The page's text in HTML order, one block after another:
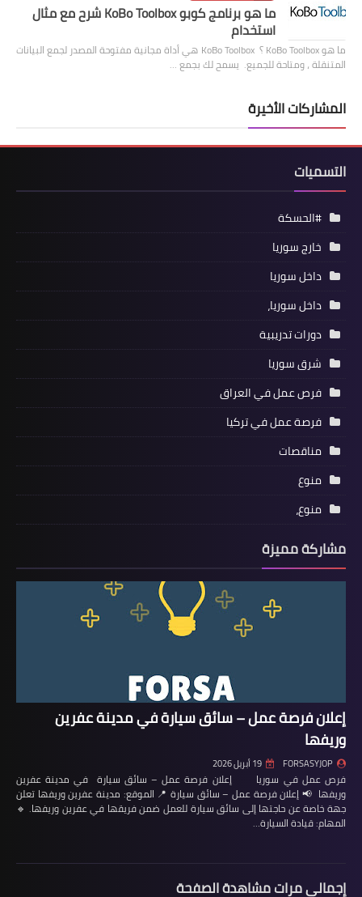
ما هو برنامج كوبو KoBo Toolbox شرح مع مثال
استخدام
ما هو KoBo Toolbox ؟ KoBo Toolbox هي أداة مجانية مفتوحة المصدر لجمع البيانات
المتنقلة ، ومتاحة للجميع. يسمح لك بجمع …
المشاركات الأخيرة
التسميات
#الحسكة
خارج سوريا
داخل سوريا
داخل سوريا،
دورات تدريبية
شرق سوريا
فرص عمل في العراق
فرصة عمل في تركيا
مناقصات
منوع
منوع،
مشاركة مميزة
إعلان فرصة عمل – سائق سيارة في مدينة عفرين
وريفها
FORSASYJOP 19 أبريل 2026
فرص عمل في سوريا إعلان فرصة عمل – سائق سيارة في مدينة عفرين
وريفها 📢 إعلان فرصة عمل – سائق سيارة 📍 الموقع: مدينة عفرين وريفها تعلن
جهة خاصة عن حاجتها إلى سائق سيارة للعمل ضمن فريقها في عفرين وريفها. 🔹
المهام: قيادة السيارة…
إجمالي مرات مشاهدة الصفحة